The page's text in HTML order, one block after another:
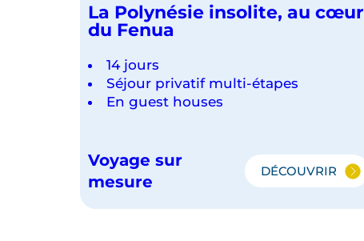
La Polynésie insolite, au cœur
du Fenua
14 jours
Séjour privatif multi-étapes
En guest houses
Voyage sur
mesure
DÉCOUVRIR
LA
INSOLITE,